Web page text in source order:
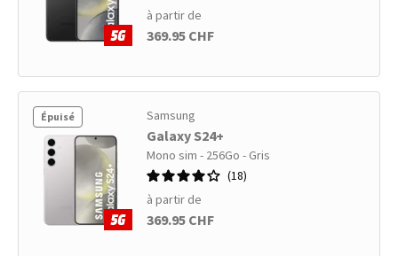
à partir de
369.95 CHF
Épuisé Samsung
Galaxy S24+
Mono sim - 256Go - Gris
18
à partir de
369.95 CHF